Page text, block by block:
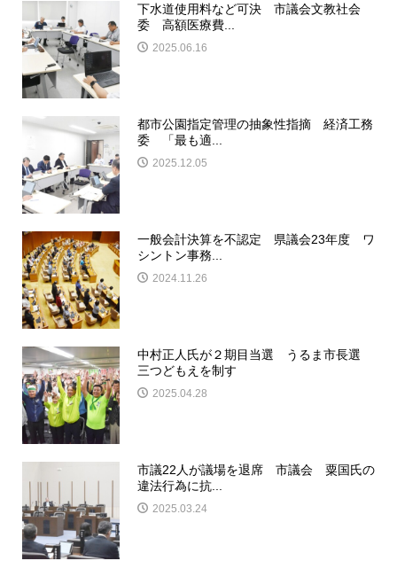
下水道使用料など可決 市議会文教社会
委 高額医療費...
2025.06.16
都市公園指定管理の抽象性指摘 経済工務
委 「最も適...
2025.12.05
一般会計決算を不認定 県議会23年度 ワ
シントン事務...
2024.11.26
中村正人氏が２期目当選 うるま市長選
三つどもえを制す
2025.04.28
市議22人が議場を退席 市議会 粟国氏の
違法行為に抗...
2025.03.24